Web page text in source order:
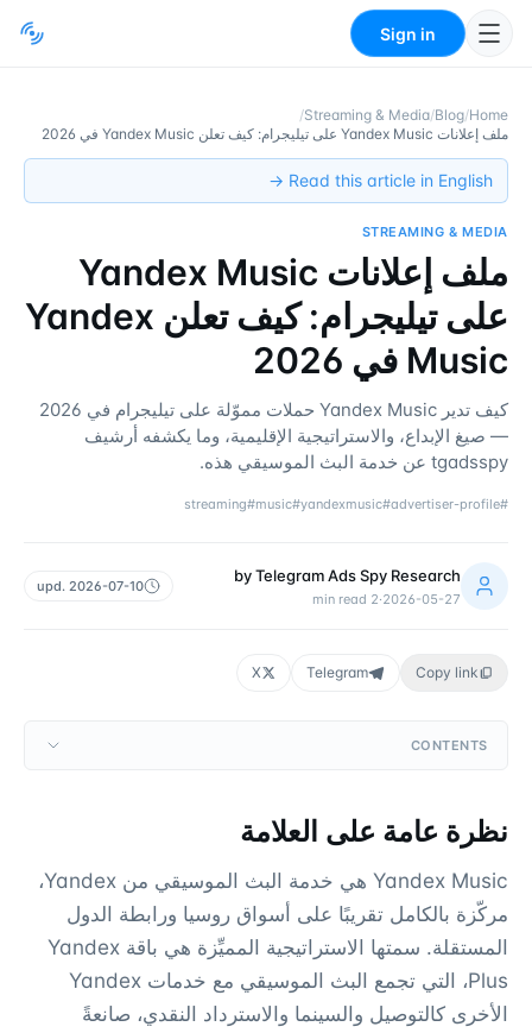
Sign in
Home
/
Blog
/
Streaming & Media
/
ملف إعلانات Yandex Music على تيليجرام: كيف تعلن Yandex Music في 2026
Read this article in English →
STREAMING & MEDIA
ملف إعلانات Yandex Music
على تيليجرام: كيف تعلن Yandex
Music في 2026
كيف تدير Yandex Music حملات مموّلة على تيليجرام في 2026
— صيغ الإبداع، والاستراتيجية الإقليمية، وما يكشفه أرشيف
tgadsspy عن خدمة البث الموسيقي هذه.
#
advertiser-profile
#
yandexmusic
#
music
#
streaming
byTelegram Ads Spy Research
2026-05-27
·
2
min read
upd. 2026-07-10
Copy link
Telegram
X
CONTENTS
نظرة عامة على العلامة
Yandex Music هي خدمة البث الموسيقي من Yandex،
مركّزة بالكامل تقريبًا على أسواق روسيا ورابطة الدول
المستقلة. سمتها الاستراتيجية المميِّزة هي باقة Yandex
Plus، التي تجمع البث الموسيقي مع خدمات Yandex
الأخرى كالتوصيل والسينما والاسترداد النقدي، صانعةً